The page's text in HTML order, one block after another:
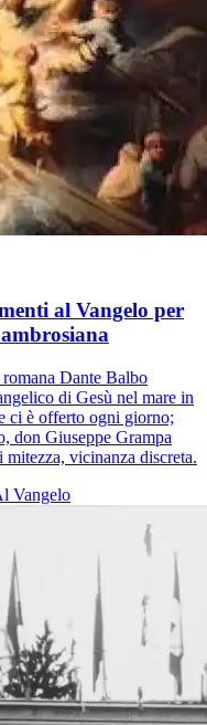
al Vangelo per
Dante Balbo
di Gesù nel mare in
ci è offerto ogni giorno;
don Giuseppe Grampa
vicinanza discreta.
Vangelo